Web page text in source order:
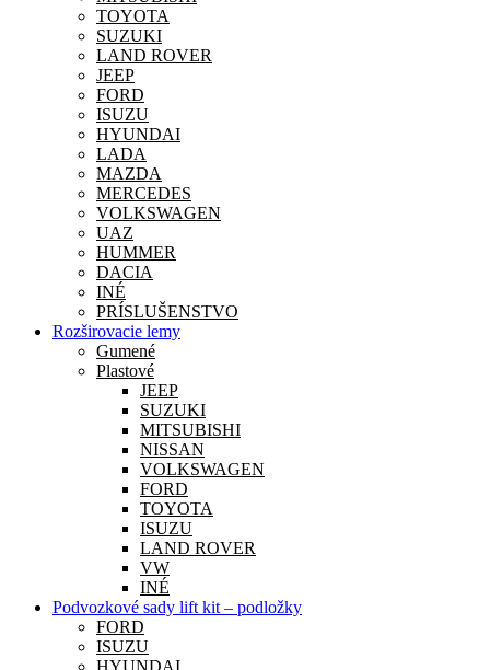
TOYOTA
SUZUKI
LAND ROVER
JEEP
FORD
ISUZU
HYUNDAI
LADA
MAZDA
MERCEDES
VOLKSWAGEN
UAZ
HUMMER
DACIA
INÉ
PRÍSLUŠENSTVO
Rozširovacie lemy
Gumené
Plastové
JEEP
SUZUKI
MITSUBISHI
NISSAN
VOLKSWAGEN
FORD
TOYOTA
ISUZU
LAND ROVER
VW
INÉ
Podvozkové sady lift kit – podložky
FORD
ISUZU
HYUNDAI